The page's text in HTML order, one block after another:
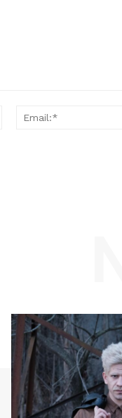
Name:*